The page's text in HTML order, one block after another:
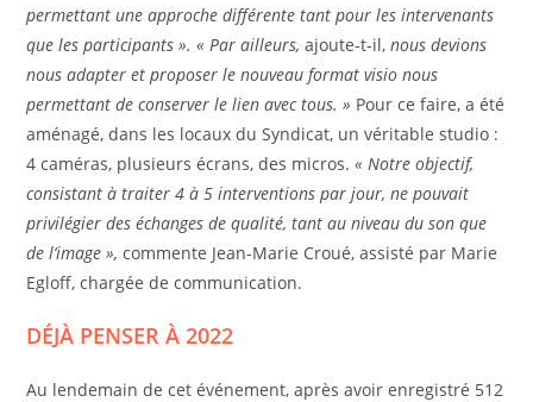
permettant une approche différente tant pour les intervenants
que les participants ». « Par ailleurs,ajoute-t-il,nous devions
nous adapter et proposer le nouveau format visio nous
permettant de conserver le lien avec tous. » Pour ce faire, a été
aménagé, dans les locaux du Syndicat, un véritable studio :
4 caméras, plusieurs écrans, des micros.« Notre objectif,
consistant à traiter 4 à 5 interventions par jour, ne pouvait
privilégier des échanges de qualité, tant au niveau du son que
de l’image »,commente Jean-Marie Croué, assisté par Marie
Egloff, chargée de communication.
DÉJÀ PENSER À 2022
Au lendemain de cet événement, après avoir enregistré 512